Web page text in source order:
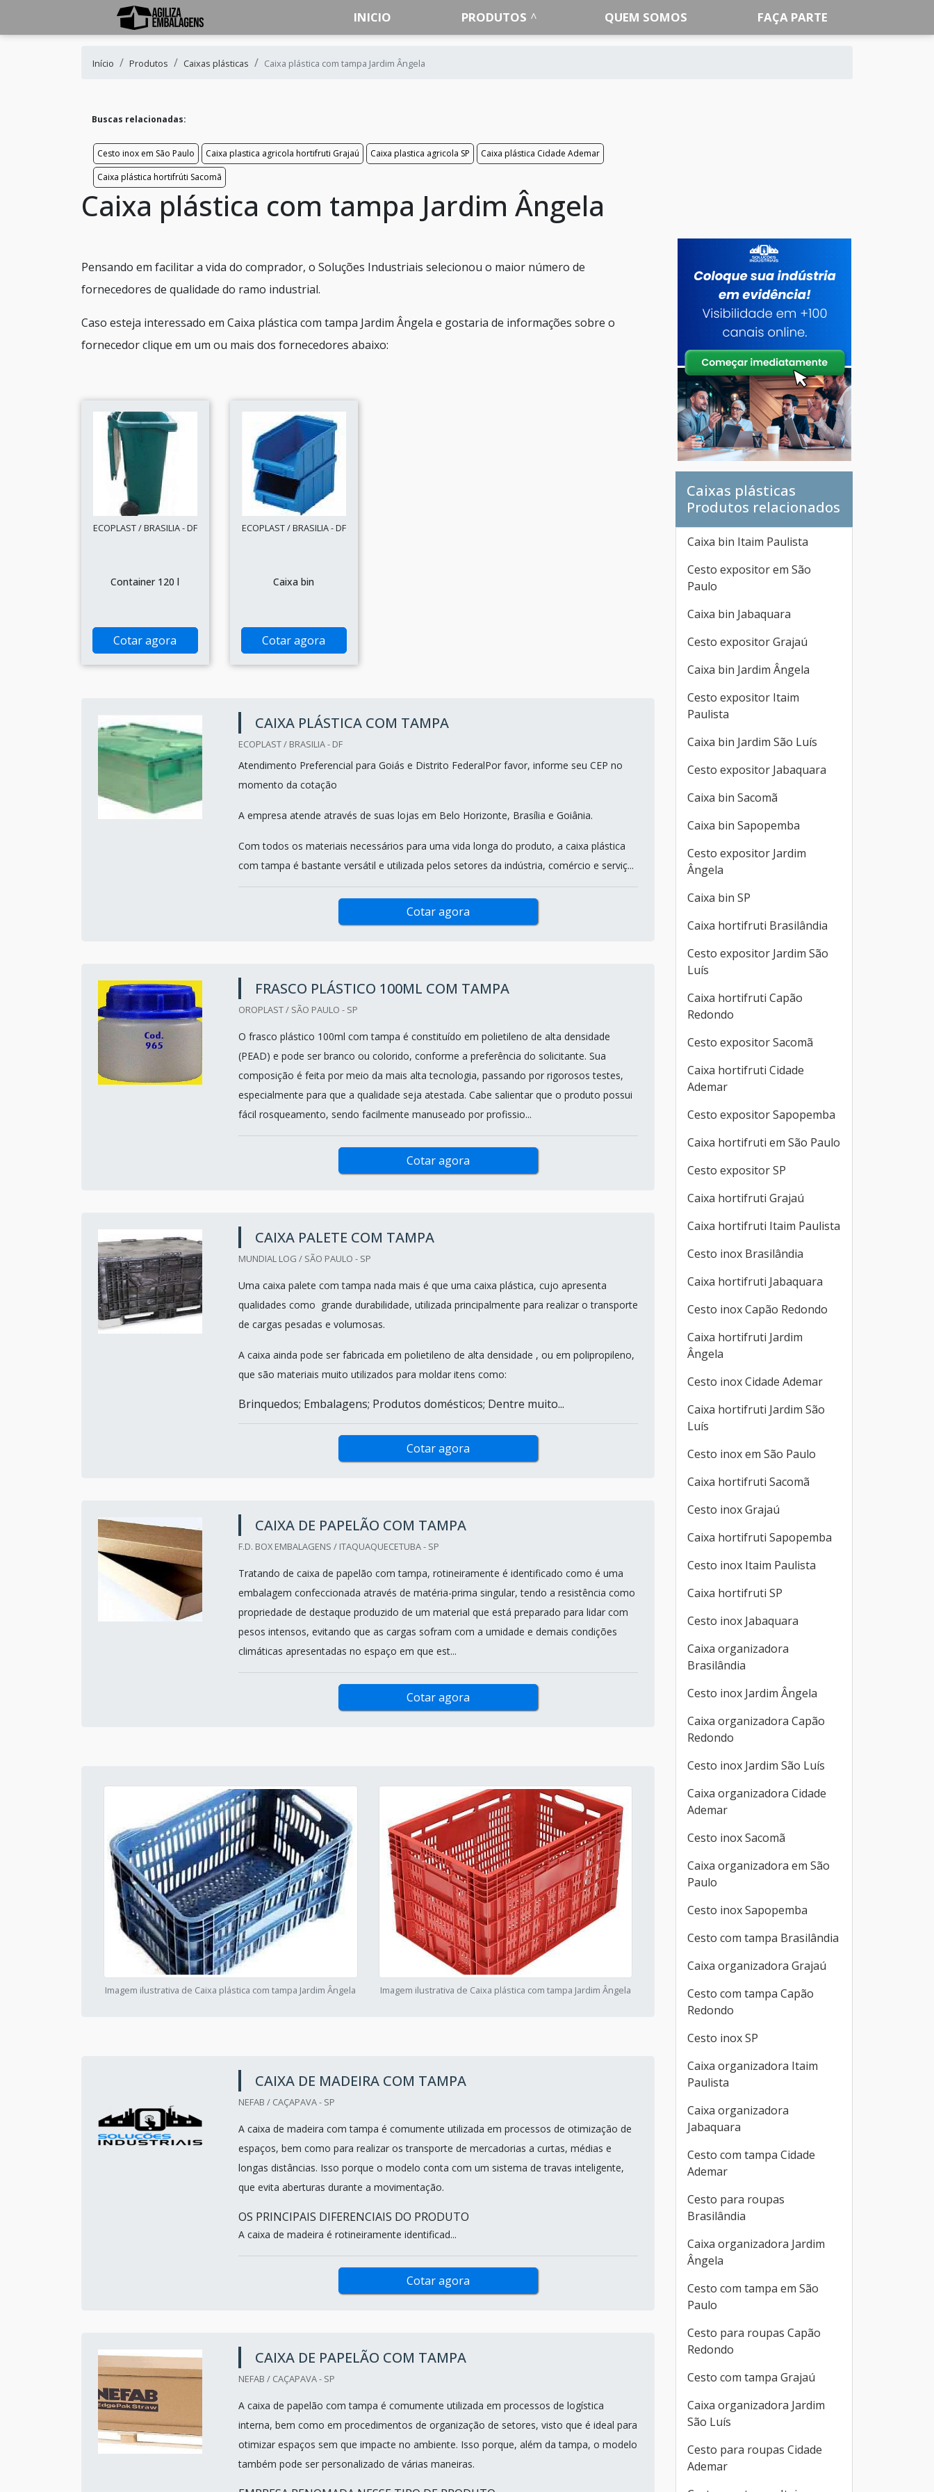
INICIO PRODUTOS QUEM SOMOS FAÇA PARTE
Início Produtos Caixas plásticas Caixa plástica com tampa Jardim Ângela
Buscas relacionadas:
Cesto inox em São Paulo Caixa plastica agricola hortifruti Grajaú Caixa plastica agricola SP
Caixa plástica Cidade Ademar
Caixa plástica hortifrúti Sacomã
Caixa plástica com tampa Jardim Ângela
Pensando em facilitar a vida do comprador, o Soluções Industriais selecionou o maior número de
fornecedores de qualidade do ramo industrial.
Caso esteja interessado em Caixa plástica com tampa Jardim Ângela e gostaria de informações sobre o
fornecedor clique em um ou mais dos fornecedores abaixo:
ECOPLAST / BRASILIA - DF
Container 120 l
Cotar agora
ECOPLAST / BRASILIA - DF
Caixa bin
Cotar agora
CAIXA PLÁSTICA COM TAMPA
ECOPLAST / BRASILIA - DF
Atendimento Preferencial para Goiás e Distrito FederalPor favor, informe seu CEP no
momento da cotação
A empresa atende através de suas lojas em Belo Horizonte, Brasília e Goiânia.
Com todos os materiais necessários para uma vida longa do produto, a caixa plástica
com tampa é bastante versátil e utilizada pelos setores da indústria, comércio e serviç...
Cotar agora
FRASCO PLÁSTICO 100ML COM TAMPA
OROPLAST / SÃO PAULO - SP
O frasco plástico 100ml com tampa é constituído em polietileno de alta densidade
(PEAD) e pode ser branco ou colorido, conforme a preferência do solicitante. Sua
composição é feita por meio da mais alta tecnologia, passando por rigorosos testes,
especialmente para que a qualidade seja atestada. Cabe salientar que o produto possui
fácil rosqueamento, sendo facilmente manuseado por profissio...
Cotar agora
CAIXA PALETE COM TAMPA
MUNDIAL LOG / SÃO PAULO - SP
Uma caixa palete com tampa nada mais é que uma caixa plástica, cujo apresenta
qualidades como grande durabilidade, utilizada principalmente para realizar o transporte
de cargas pesadas e volumosas.
A caixa ainda pode ser fabricada em polietileno de alta densidade , ou em polipropileno,
que são materiais muito utilizados para moldar itens como:
Brinquedos; Embalagens; Produtos domésticos; Dentre muito...
Cotar agora
CAIXA DE PAPELÃO COM TAMPA
F.D. BOX EMBALAGENS / ITAQUAQUECETUBA - SP
Tratando de caixa de papelão com tampa, rotineiramente é identificado como é uma
embalagem confeccionada através de matéria-prima singular, tendo a resistência como
propriedade de destaque produzido de um material que está preparado para lidar com
pesos intensos, evitando que as cargas sofram com a umidade e demais condições
climáticas apresentadas no espaço em que est...
Cotar agora
Imagem ilustrativa de Caixa plástica com tampa Jardim Ângela Imagem ilustrativa de Caixa plástica com tampa Jardim Ângela
CAIXA DE MADEIRA COM TAMPA
NEFAB / CAÇAPAVA - SP
A caixa de madeira com tampa é comumente utilizada em processos de otimização de
espaços, bem como para realizar os transporte de mercadorias a curtas, médias e
longas distâncias. Isso porque o modelo conta com um sistema de travas inteligente,
que evita aberturas durante a movimentação.
OS PRINCIPAIS DIFERENCIAIS DO PRODUTO
A caixa de madeira é rotineiramente identificad...
Cotar agora
CAIXA DE PAPELÃO COM TAMPA
NEFAB / CAÇAPAVA - SP
A caixa de papelão com tampa é comumente utilizada em processos de logística
interna, bem como em procedimentos de organização de setores, visto que é ideal para
otimizar espaços sem que impacte no ambiente. Isso porque, além da tampa, o modelo
também pode ser personalizado de várias maneiras.
Caixas plásticas
Produtos relacionados
Caixa bin Itaim Paulista
Cesto expositor em São
Paulo
Caixa bin Jabaquara
Cesto expositor Grajaú
Caixa bin Jardim Ângela
Cesto expositor Itaim
Paulista
Caixa bin Jardim São Luís
Cesto expositor Jabaquara
Caixa bin Sacomã
Caixa bin Sapopemba
Cesto expositor Jardim
Ângela
Caixa bin SP
Caixa hortifruti Brasilândia
Cesto expositor Jardim São
Luís
Caixa hortifruti Capão
Redondo
Cesto expositor Sacomã
Caixa hortifruti Cidade
Ademar
Cesto expositor Sapopemba
Caixa hortifruti em São Paulo
Cesto expositor SP
Caixa hortifruti Grajaú
Caixa hortifruti Itaim Paulista
Cesto inox Brasilândia
Caixa hortifruti Jabaquara
Cesto inox Capão Redondo
Caixa hortifruti Jardim
Ângela
Cesto inox Cidade Ademar
Caixa hortifruti Jardim São
Luís
Cesto inox em São Paulo
Caixa hortifruti Sacomã
Cesto inox Grajaú
Caixa hortifruti Sapopemba
Cesto inox Itaim Paulista
Caixa hortifruti SP
Cesto inox Jabaquara
Caixa organizadora
Brasilândia
Cesto inox Jardim Ângela
Caixa organizadora Capão
Redondo
Cesto inox Jardim São Luís
Caixa organizadora Cidade
Ademar
Cesto inox Sacomã
Caixa organizadora em São
Paulo
Cesto inox Sapopemba
Cesto com tampa Brasilândia
Caixa organizadora Grajaú
Cesto com tampa Capão
Redondo
Cesto inox SP
Caixa organizadora Itaim
Paulista
Caixa organizadora
Jabaquara
Cesto com tampa Cidade
Ademar
Cesto para roupas
Brasilândia
Caixa organizadora Jardim
Ângela
Cesto com tampa em São
Paulo
Cesto para roupas Capão
Redondo
Cesto com tampa Grajaú
Caixa organizadora Jardim
São Luís
Cesto para roupas Cidade
Ademar